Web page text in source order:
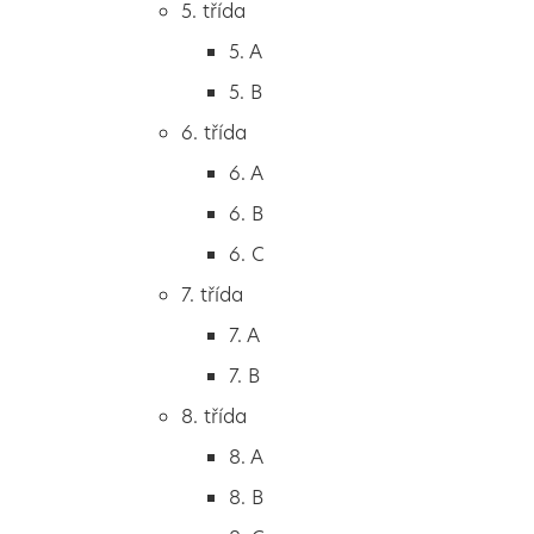
2. B
3. A
4. A
5. A
5. třída
5. A
5. B
6. třída
6. A
6. B
6. C
7. třída
7. A
7. B
8. třída
8. A
8. B
331063874/0300
i27wiet
Vedení & sekretariát
Učitelé & asistenti
Školní poradenské pracoviště